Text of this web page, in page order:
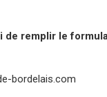
de remplir le
bordelais.com